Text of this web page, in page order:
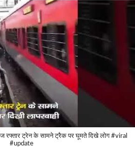
रफ्तार ट्रेन के सामने ट्रैक पर घूमते दिखे लोग #viral
#update